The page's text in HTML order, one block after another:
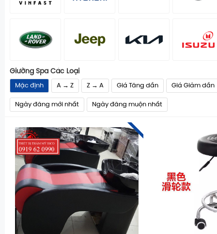
Giường Spa Các Loại
Mặc định A → Z Z → A Giá Tăng dần Giá Giảm dần
Ngày đăng mới nhất Ngày đăng muộn nhất